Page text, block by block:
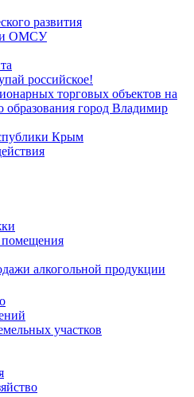
развития
ОМСУ
российское!
торговых объектов на
образования город Владимир
Крым
алкогольной продукции
участков